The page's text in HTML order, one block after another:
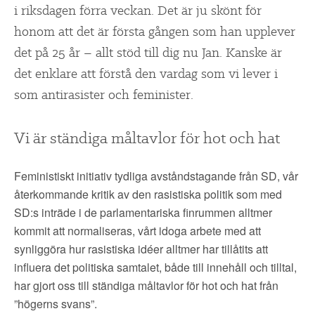
i riksdagen förra veckan. Det är ju skönt för
honom att det är första gången som han upplever
det på 25 år – allt stöd till dig nu Jan. Kanske är
det enklare att förstå den vardag som vi lever i
som antirasister och feminister.
Vi är ständiga måltavlor för hot och hat
Feministiskt initiativ tydliga avståndstagande från SD, vår
återkommande kritik av den rasistiska politik som med
SD:s inträde i de parlamentariska finrummen alltmer
kommit att normaliseras, vårt idoga arbete med att
synliggöra hur rasistiska idéer alltmer har tillåtits att
influera det politiska samtalet, både till innehåll och tilltal,
har gjort oss till ständiga måltavlor för hot och hat från
”högerns svans”.